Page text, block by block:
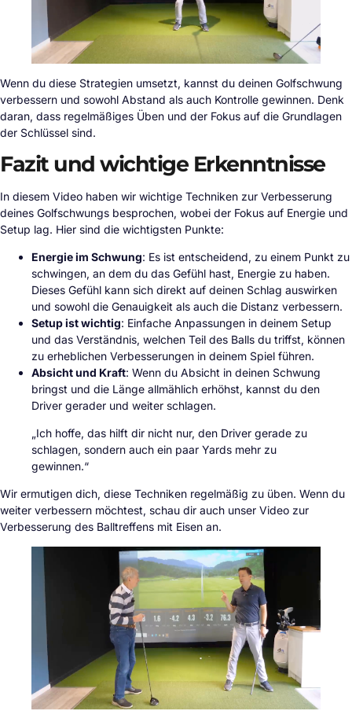
Wenn du diese Strategien umsetzt, kannst du deinen Golfschwung
verbessern und sowohl Abstand als auch Kontrolle gewinnen. Denk
daran, dass regelmäßiges Üben und der Fokus auf die Grundlagen
der Schlüssel sind.
Fazit und wichtige Erkenntnisse
In diesem Video haben wir wichtige Techniken zur Verbesserung
deines Golfschwungs besprochen, wobei der Fokus auf Energie und
Setup lag. Hier sind die wichtigsten Punkte:
Energie im Schwung: Es ist entscheidend, zu einem Punkt zu
schwingen, an dem du das Gefühl hast, Energie zu haben.
Dieses Gefühl kann sich direkt auf deinen Schlag auswirken
und sowohl die Genauigkeit als auch die Distanz verbessern.
Setup ist wichtig: Einfache Anpassungen in deinem Setup
und das Verständnis, welchen Teil des Balls du triffst, können
zu erheblichen Verbesserungen in deinem Spiel führen.
Absicht und Kraft: Wenn du Absicht in deinen Schwung
bringst und die Länge allmählich erhöhst, kannst du den
Driver gerader und weiter schlagen.
„Ich hoffe, das hilft dir nicht nur, den Driver gerade zu
schlagen, sondern auch ein paar Yards mehr zu
gewinnen.“
Wir ermutigen dich, diese Techniken regelmäßig zu üben. Wenn du
weiter verbessern möchtest, schau dir auch unser Video zur
Verbesserung des Balltreffens mit Eisen an.